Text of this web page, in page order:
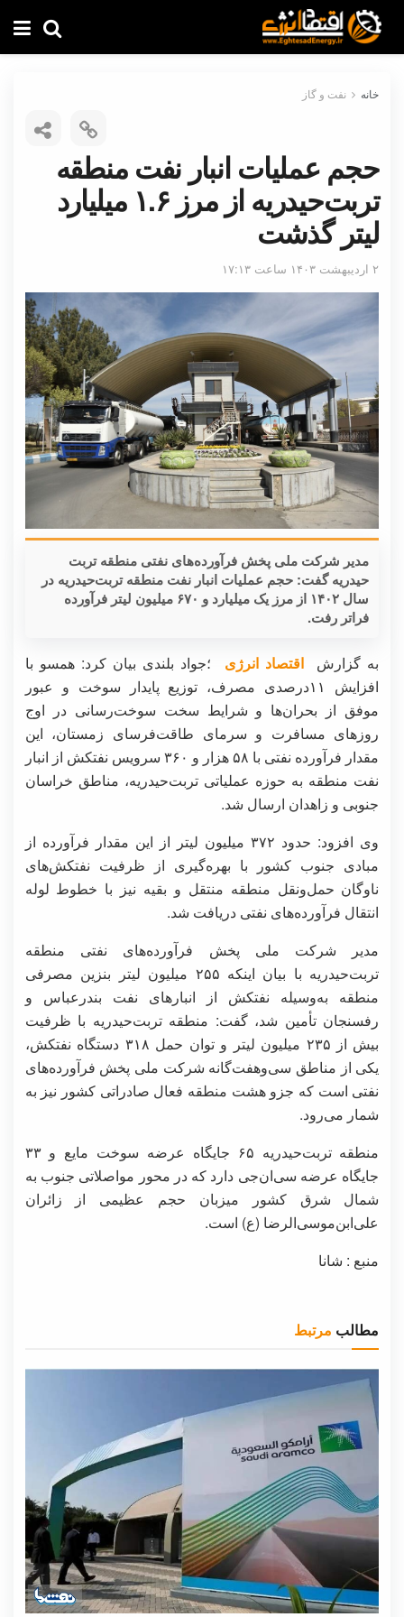
خانه نفت و گاز
حجم عملیات انبار نفت منطقه
تربت‌حیدریه از مرز ۱.۶ میلیارد
لیتر گذشت
۲ اردیبهشت ۱۴۰۳ ساعت ۱۷:۱۳
مدیر شرکت ملی پخش فرآورده‌های نفتی منطقه تربت
حیدریه گفت: حجم عملیات انبار نفت منطقه تربت‌حیدریه در
سال ۱۴۰۲ از مرز یک میلیارد و ۶۷۰ میلیون لیتر فرآورده
فراتر رفت.
به گزارشاقتصاد انرژی ؛جواد بلندی بیان کرد: همسو با
افزایش ۱۱درصدی مصرف، توزیع پایدار سوخت و عبور
موفق از بحران‌ها و شرایط سخت سوخت‌رسانی در اوج
روزهای مسافرت و سرمای طاقت‌فرسای زمستان، این
مقدار فرآورده نفتی با ۵۸ هزار و ۳۶۰ سرویس نفتکش از انبار
نفت منطقه به حوزه عملیاتی تربت‌حیدریه، مناطق خراسان
جنوبی و زاهدان ارسال شد.
وی افزود: حدود ۳۷۲ میلیون لیتر از این مقدار فرآورده از
مبادی جنوب کشور با بهره‌گیری از ظرفیت نفتکش‌های
ناوگان حمل‌ونقل منطقه منتقل و بقیه نیز با خطوط لوله
انتقال فرآورده‌های نفتی دریافت شد.
مدیر شرکت ملی پخش فرآورده‌های نفتی منطقه
تربت‌حیدریه با بیان اینکه ۲۵۵ میلیون لیتر بنزین مصرفی
منطقه به‌وسیله نفتکش از انبارهای نفت بندرعباس و
رفسنجان تأمین شد، گفت: منطقه تربت‌حیدریه با ظرفیت
بیش از ۲۳۵ میلیون لیتر و توان حمل ۳۱۸ دستگاه نفتکش،
یکی از مناطق سی‌وهفت‌گانه شرکت ملی پخش فرآورده‌های
نفتی است که جزو هشت منطقه فعال صادراتی کشور نیز به‌
شمار می‌رود.
منطقه تربت‌حیدریه ۶۵ جایگاه عرضه سوخت مایع و ۳۳
جایگاه عرضه سی‌ان‌جی دارد که در محور مواصلاتی جنوب به
شمال شرق کشور میزبان حجم عظیمی از زائران
علی‌ابن‌موسی‌الرضا (ع) است.
منبع : شانا
مطالب مرتبط